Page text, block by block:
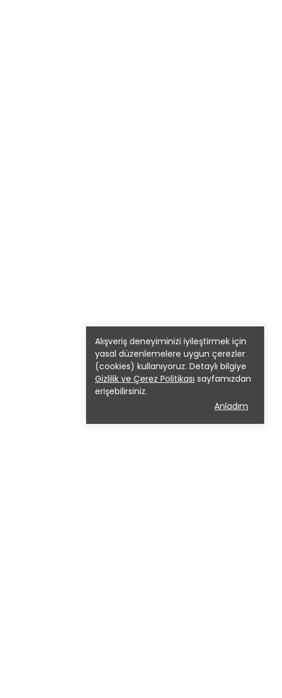
Alışveriş deneyiminizi iyileştirmek için
yasal düzenlemelere uygun çerezler
(cookies) kullanıyoruz. Detaylı bilgiye
Gizlilik ve Çerez Politikası sayfamızdan
erişebilirsiniz.
Anladım